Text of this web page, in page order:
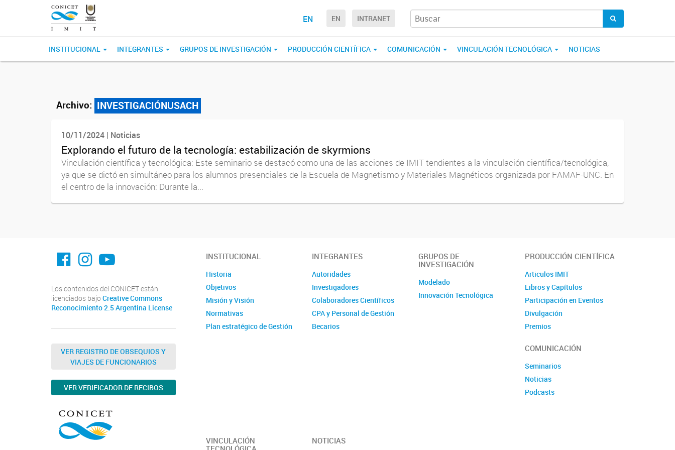
EN EN INTRANET
INSTITUCIONAL INTEGRANTES GRUPOS DE INVESTIGACIÓN PRODUCCIÓN CIENTÍFICA COMUNICACIÓN VINCULACIÓN TECNOLÓGICA NOTICIAS
Archivo: INVESTIGACIÓNUSACH
10/11/2024 | Noticias
Explorando el futuro de la tecnología: estabilización de skyrmions
Vinculación científica y tecnológica: Este seminario se destacó como una de las acciones de IMIT tendientes a la vinculación científica/tecnológica,
ya que se dictó en simultáneo para los alumnos presenciales de la Escuela de Magnetismo y Materiales Magnéticos organizada por FAMAF-UNC. En
el centro de la innovación: Durante la...
facebook imit.conicet
imit.conicet
Youtube
Los contenidos del CONICET están
licenciados bajo Creative Commons
Reconocimiento 2.5 Argentina License
VER REGISTRO DE OBSEQUIOS Y
VIAJES DE FUNCIONARIOS
VER VERIFICADOR DE RECIBOS
INSTITUCIONAL
Historia
Objetivos
Misión y Visión
Normativas
Plan estratégico de Gestión
INTEGRANTES
Autoridades
Investigadores
Colaboradores Científicos
CPA y Personal de Gestión
Becarios
GRUPOS DE
INVESTIGACIÓN
Modelado
Innovación Tecnológica
PRODUCCIÓN CIENTÍFICA
Articulos IMIT
Libros y Capítulos
Participación en Eventos
Divulgación
Premios
COMUNICACIÓN
Seminarios
Noticias
Podcasts
VINCULACIÓN
NOTICIAS